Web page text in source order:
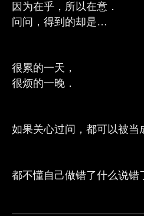
因为在乎，所以在意．
问问，得到的却是…
很累的一天，
很烦的一晚．
如果关心过问，都可以被
都不懂自己做错了什么说错